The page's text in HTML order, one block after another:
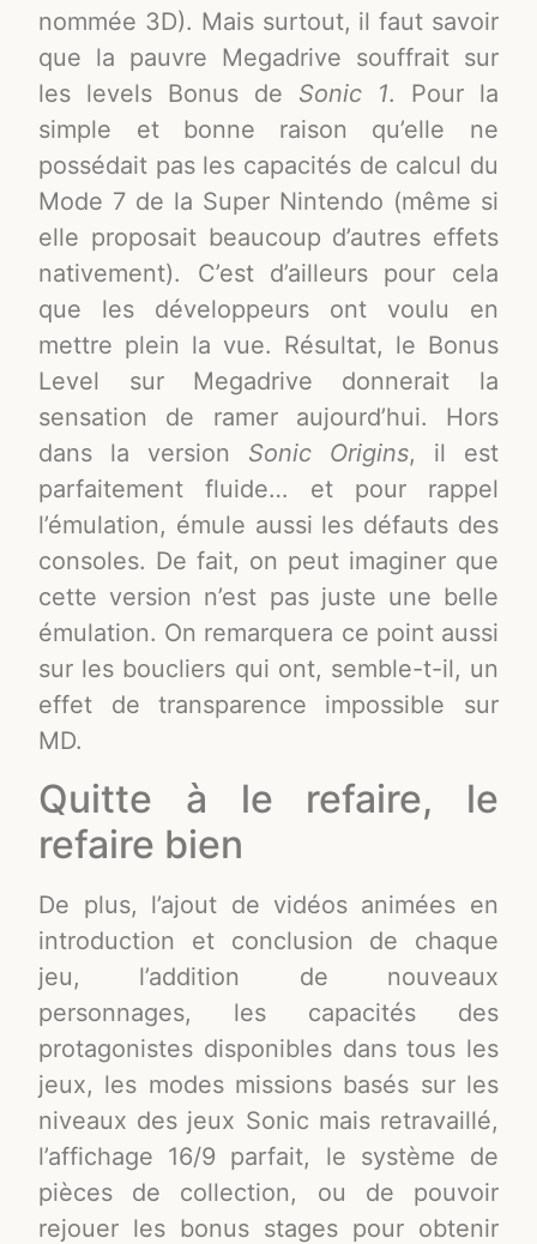
nommée 3D). Mais surtout, il faut savoir
que la pauvre Megadrive souffrait sur
les levels Bonus de Sonic 1. Pour la
simple et bonne raison qu’elle ne
possédait pas les capacités de calcul du
Mode 7 de la Super Nintendo (même si
elle proposait beaucoup d’autres effets
nativement). C’est d’ailleurs pour cela
que les développeurs ont voulu en
mettre plein la vue. Résultat, le Bonus
Level sur Megadrive donnerait la
sensation de ramer aujourd’hui. Hors
dans la version Sonic Origins, il est
parfaitement fluide… et pour rappel
l’émulation, émule aussi les défauts des
consoles. De fait, on peut imaginer que
cette version n’est pas juste une belle
émulation. On remarquera ce point aussi
sur les boucliers qui ont, semble-t-il, un
effet de transparence impossible sur
MD.
Quitte à le refaire, le
refaire bien
De plus, l’ajout de vidéos animées en
introduction et conclusion de chaque
jeu, l’addition de nouveaux
personnages, les capacités des
protagonistes disponibles dans tous les
jeux, les modes missions basés sur les
niveaux des jeux Sonic mais retravaillé,
l’affichage 16/9 parfait, le système de
pièces de collection, ou de pouvoir
rejouer les bonus stages pour obtenir